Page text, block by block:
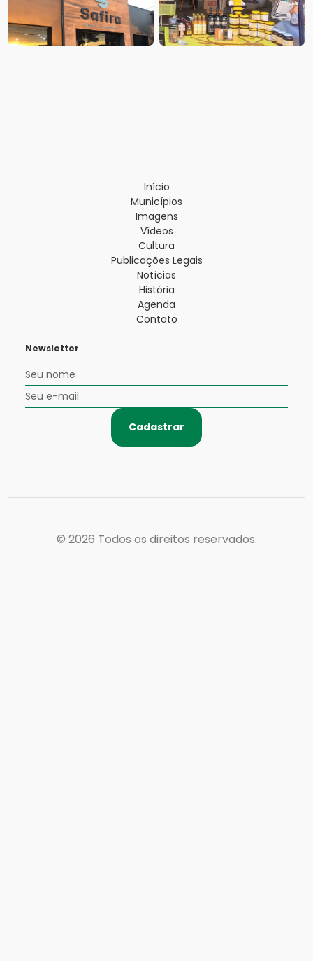
Início
Municípios
Imagens
Vídeos
Cultura
Publicações Legais
Notícias
História
Agenda
Contato
Newsletter
Cadastrar
© 2026 Todos os direitos reservados.